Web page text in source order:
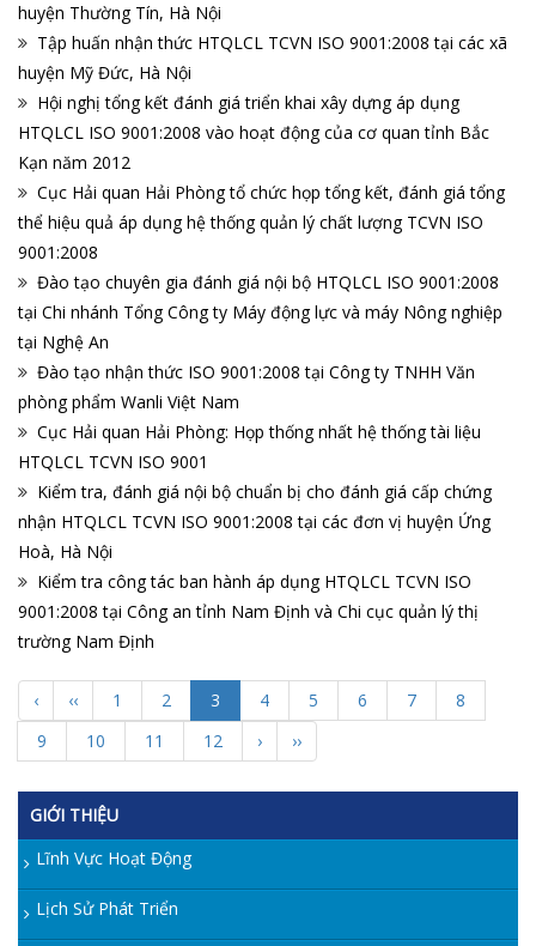
huyện Thường Tín, Hà Nội
Tập huấn nhận thức HTQLCL TCVN ISO 9001:2008 tại các xã
huyện Mỹ Đức, Hà Nội
Hội nghị tổng kết đánh giá triển khai xây dựng áp dụng
HTQLCL ISO 9001:2008 vào hoạt động của cơ quan tỉnh Bắc
Kạn năm 2012
Cục Hải quan Hải Phòng tổ chức họp tổng kết, đánh giá tổng
thể hiệu quả áp dụng hệ thống quản lý chất lượng TCVN ISO
9001:2008
Đào tạo chuyên gia đánh giá nội bộ HTQLCL ISO 9001:2008
tại Chi nhánh Tổng Công ty Máy động lực và máy Nông nghiệp
tại Nghệ An
Đào tạo nhận thức ISO 9001:2008 tại Công ty TNHH Văn
phòng phẩm Wanli Việt Nam
Cục Hải quan Hải Phòng: Họp thống nhất hệ thống tài liệu
HTQLCL TCVN ISO 9001
Kiểm tra, đánh giá nội bộ chuẩn bị cho đánh giá cấp chứng
nhận HTQLCL TCVN ISO 9001:2008 tại các đơn vị huyện Ứng
Hoà, Hà Nội
Kiểm tra công tác ban hành áp dụng HTQLCL TCVN ISO
9001:2008 tại Công an tỉnh Nam Định và Chi cục quản lý thị
trường Nam Định
‹ ‹‹ 1 2 3 4 5 6 7
8
9
10 11 12 › ››
GIỚI THIỆU
Lĩnh Vực Hoạt Động
Lịch Sử Phát Triển